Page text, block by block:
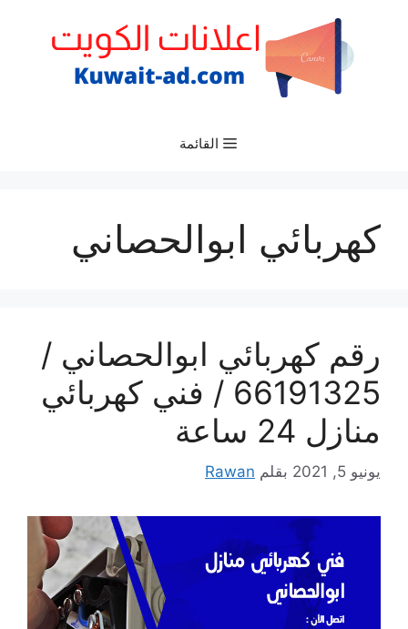
القائمة
كهربائي ابوالحصاني
رقم كهربائي ابوالحصاني /
66191325‬ / فني كهربائي
منازل 24 ساعة
يونيو 5, 2021 بقلم Rawan